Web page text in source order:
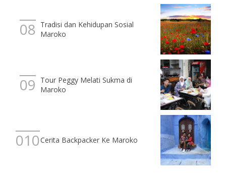
Tradisi dan Kehidupan Sosial
Maroko
Tour Peggy Melati Sukma di
Maroko
Cerita Backpacker Ke Maroko